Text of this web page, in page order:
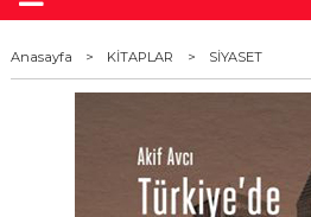
Anasayfa > KİTAPLAR > SİYASET